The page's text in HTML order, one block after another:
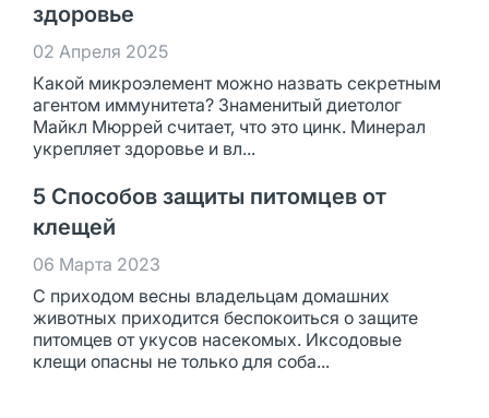
здоровье
02 Апреля 2025
Какой микроэлемент можно назвать секретным
агентом иммунитета? Знаменитый диетолог
Майкл Мюррей считает, что это цинк. Минерал
укрепляет здоровье и вл...
5 Способов защиты питомцев от
клещей
06 Марта 2023
С приходом весны владельцам домашних
животных приходится беспокоиться о защите
питомцев от укусов насекомых. Иксодовые
клещи опасны не только для соба...